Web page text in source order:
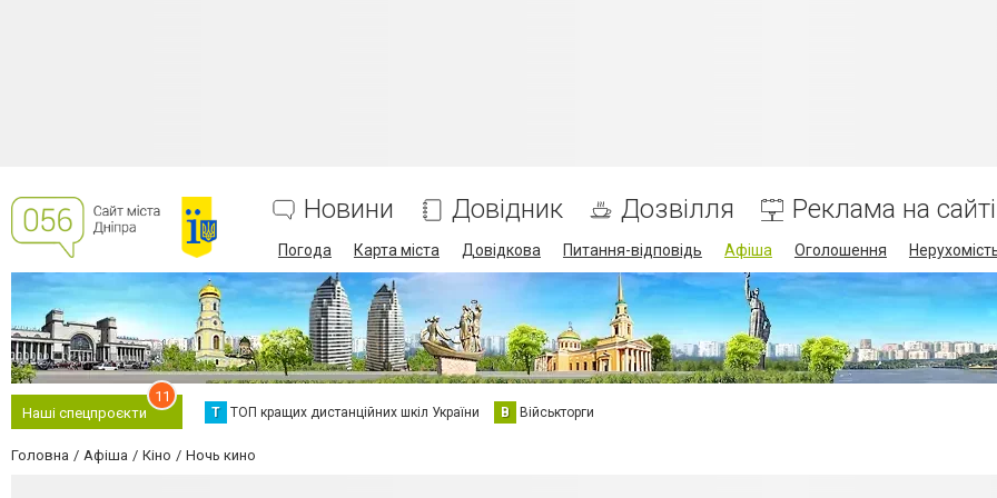
Новини Довідник Дозвілля Реклама на сайті
Погода Карта міста Довідкова Питання-відповідь Афіша Оголошення
Наші спецпроєкти
11
Т ТОП кращих дистанційних шкіл України В Військторги
Головна Афіша Кіно Ночь кино